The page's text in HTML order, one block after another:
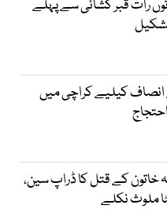
رات قبر کشائی سے پہلے
کیلیے کراچی میں
میں 40 سالہ خاتون کے قتل کا ڈراپ سین،
ملوث نکلے